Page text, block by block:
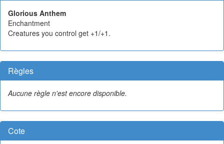
Glorious Anthem
Enchantment
Creatures you control get +1/+1.
Règles
Aucune règle n'est encore disponible.
Cote